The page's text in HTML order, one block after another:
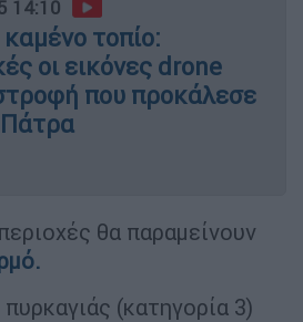
14:10
τοπίο:
οι εικόνες drone
που προκάλεσε
θα παραμείνουν
(κατηγορία 3)